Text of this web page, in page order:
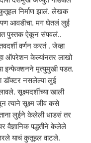
निर्माण झालं. लेखक
आवडीचा. मग घेतलं लुई
पुस्तक ऐकून संपवलं..
वर्णन करतं . जेव्हा
ऑपरेशन केल्यांनतर लाखो
इन्फेक्शनने मृत्युमुखी पडत.
डॉक्टर नसलेल्या लुई
सूक्ष्मदर्शीच्या खाली
त्याने सूक्ष्म जीव कसे
लुईने केलेली धाडसं तर
वैज्ञानिक पद्धतीने केलेले
याचं कुतूहल वाटले.